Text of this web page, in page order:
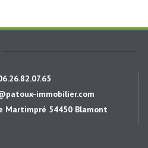
immobilier.com
Martimpré 54450 Blamont